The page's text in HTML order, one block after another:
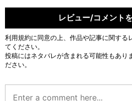
レビュー/コメント
利用規約に同意の上、作品や記事に関する
てください。
投稿にはネタバレが含まれる可能性もあり
ださい。